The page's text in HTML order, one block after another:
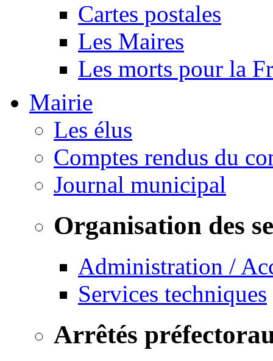
Cartes postales
Les Maires
Les morts pour la
Mairie
Les élus
Comptes rendus du
Journal municipal
Organisation des
Administration /
Services techniques
Arrêtés